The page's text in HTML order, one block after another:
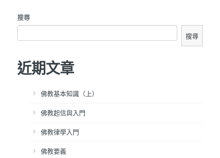
搜尋
搜尋
近期文章
佛教基本知識（上）
佛教起信與入門
佛教律學入門
佛教要義